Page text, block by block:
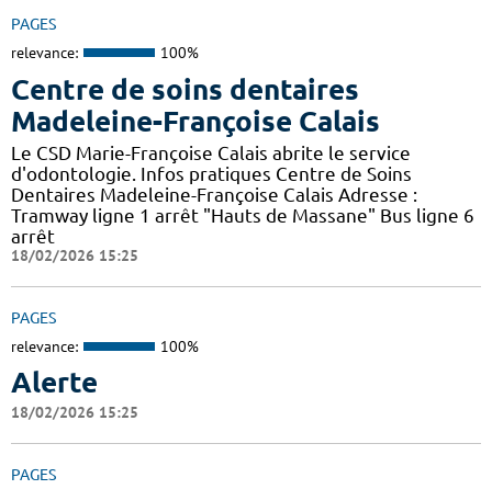
PAGES
relevance: 100%
Centre de soins dentaires
Madeleine-Françoise Calais
Le CSD Marie-Françoise Calais abrite le service
d'odontologie. Infos pratiques Centre de Soins
Dentaires Madeleine-Françoise Calais Adresse :
Tramway ligne 1 arrêt "Hauts de Massane" Bus ligne 6
arrêt
18/02/2026 15:25
PAGES
relevance: 100%
Alerte
18/02/2026 15:25
PAGES